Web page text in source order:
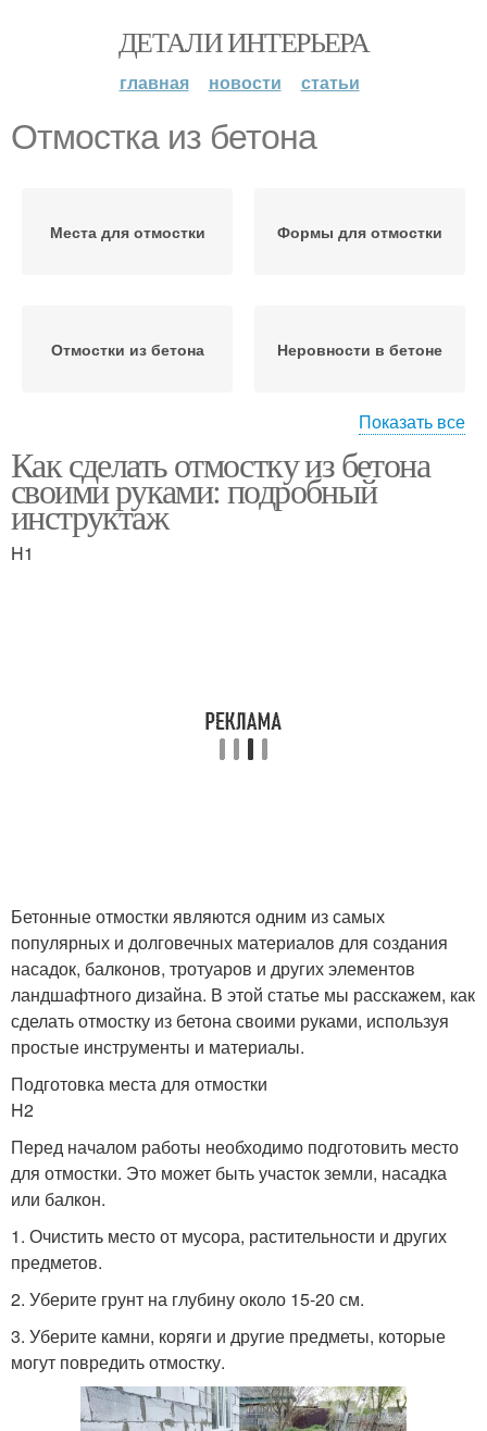
ДЕТАЛИ ИНТЕРЬЕРА
главная новости статьи
Отмостка из бетона
Места для отмостки Формы для отмостки
Отмостки из бетона Неровности в бетоне
Бетонная отмостка
Асфальтобетонная
отмостка
Правильная отмостка
Отмостки от
разрушения
Отмостка по технологии
Отмостка из печатного
Печатный бетон Недорогая отмостка
Г-образная отмостка Обычная отмостка
Требования к бетонной
отмостке
Руки без бетона
Показать все
Как сделать отмостку из бетона
своими руками: подробный
инструктаж
H1
Бетонные отмостки являются одним из самых
популярных и долговечных материалов для создания
насадок, балконов, тротуаров и других элементов
ландшафтного дизайна. В этой статье мы расскажем, как
сделать отмостку из бетона своими руками, используя
простые инструменты и материалы.
Подготовка места для отмостки
H2
Перед началом работы необходимо подготовить место
для отмостки. Это может быть участок земли, насадка
или балкон.
1. Очистить место от мусора, растительности и других
предметов.
2. Уберите грунт на глубину около 15-20 см.
3. Уберите камни, коряги и другие предметы, которые
могут повредить отмостку.